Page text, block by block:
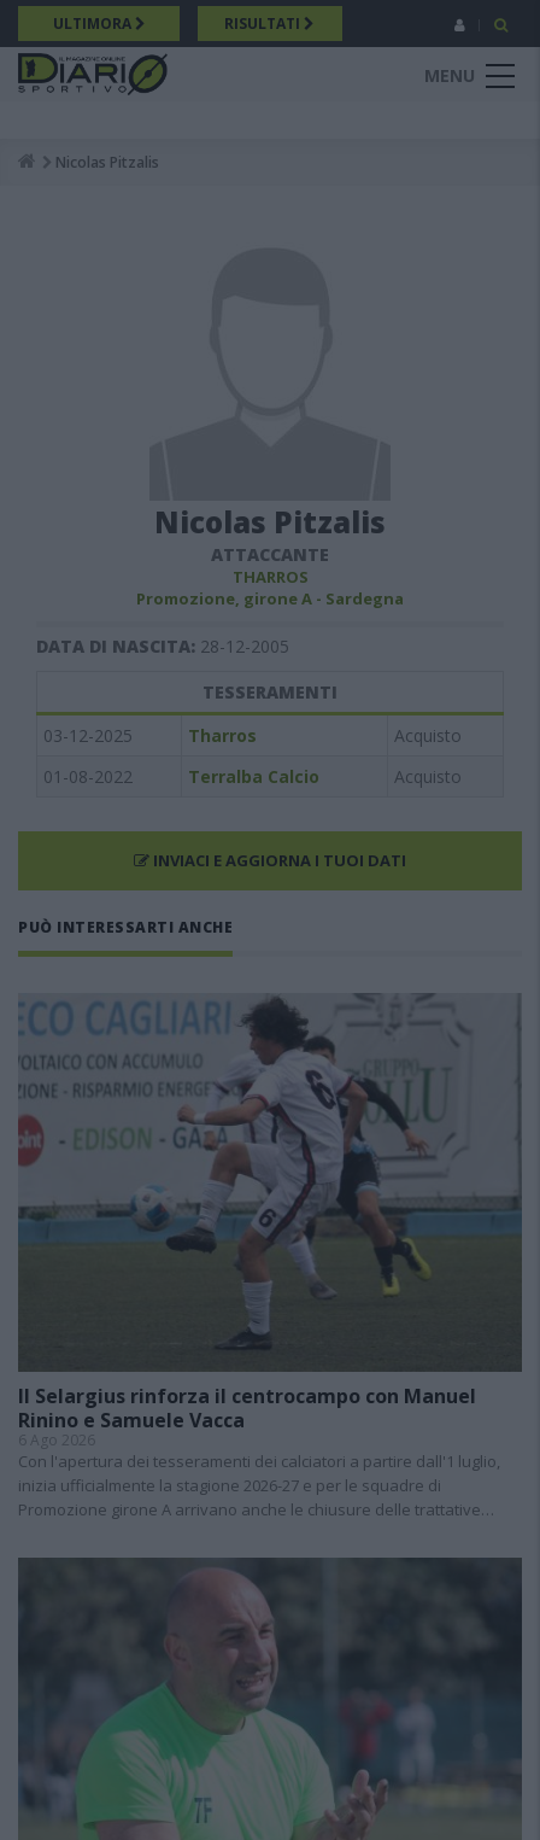
Salta
al
contenuto
principale
ULTIMORA RISULTATI
MENU
Breadcrumb
Nicolas Pitzalis
Nicolas Pitzalis
ATTACCANTE
THARROS
Promozione, girone A - Sardegna
DATA DI NASCITA: 28-12-2005
TESSERAMENTI
03-12-2025
Tharros
Acquisto
01-08-2022
Terralba Calcio Acquisto
INVIACI E AGGIORNA I TUOI DATI
PUÒ INTERESSARTI ANCHE
Il Selargius rinforza il centrocampo con Manuel
Rinino e Samuele Vacca
6 Ago 2026
Con l'apertura dei tesseramenti dei calciatori a partire dall'1 luglio,
inizia ufficialmente la stagione 2026-27 e per le squadre di
Promozione girone A arrivano anche le chiusure delle trattative…